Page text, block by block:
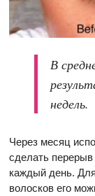
В
недель.
Через месяц
сделать
каждый день.
волосков его